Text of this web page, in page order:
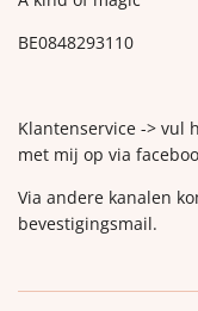
BE0848293110
Klantenservice -> vul
met mij op via
Via andere kanalen
bevestigingsmail.